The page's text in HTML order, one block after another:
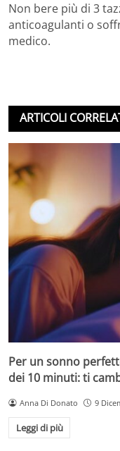
Non bere più di 3
anticoagulanti o
medico.
ARTICOLI
Per un sonno
dei 10 minuti: ti
Anna Di Donato 9
Leggi di più